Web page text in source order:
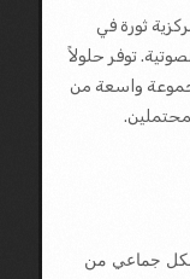
ثورة في
توفر حلولاً
واسعة من
جماعي من